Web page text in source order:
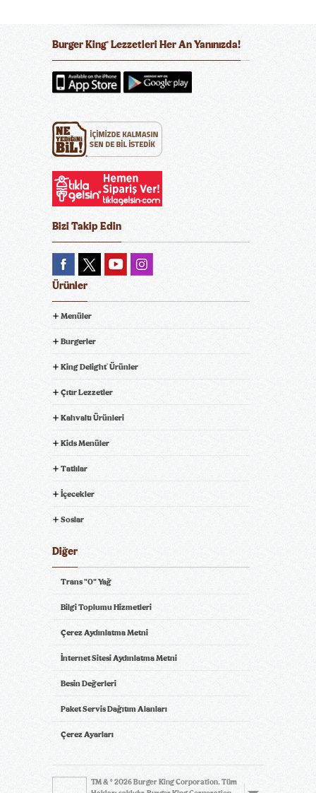
Burger King® Lezzetleri Her An Yanınızda!
Bizi Takip Edin
Ürünler
Menüler
Burgerler
King Delight® Ürünler
Çıtır Lezzetler
Kahvaltı Ürünleri
Kids Menüler
Tatlılar
İçecekler
Soslar
Diğer
Trans "0" Yağ
Bilgi Toplumu Hizmetleri
Çerez Aydınlatma Metni
İnternet Sitesi Aydınlatma Metni
Besin Değerleri
Paket Servis Dağıtım Alanları
Çerez Ayarları
TM & © 2026 Burger King Corporation. Tüm